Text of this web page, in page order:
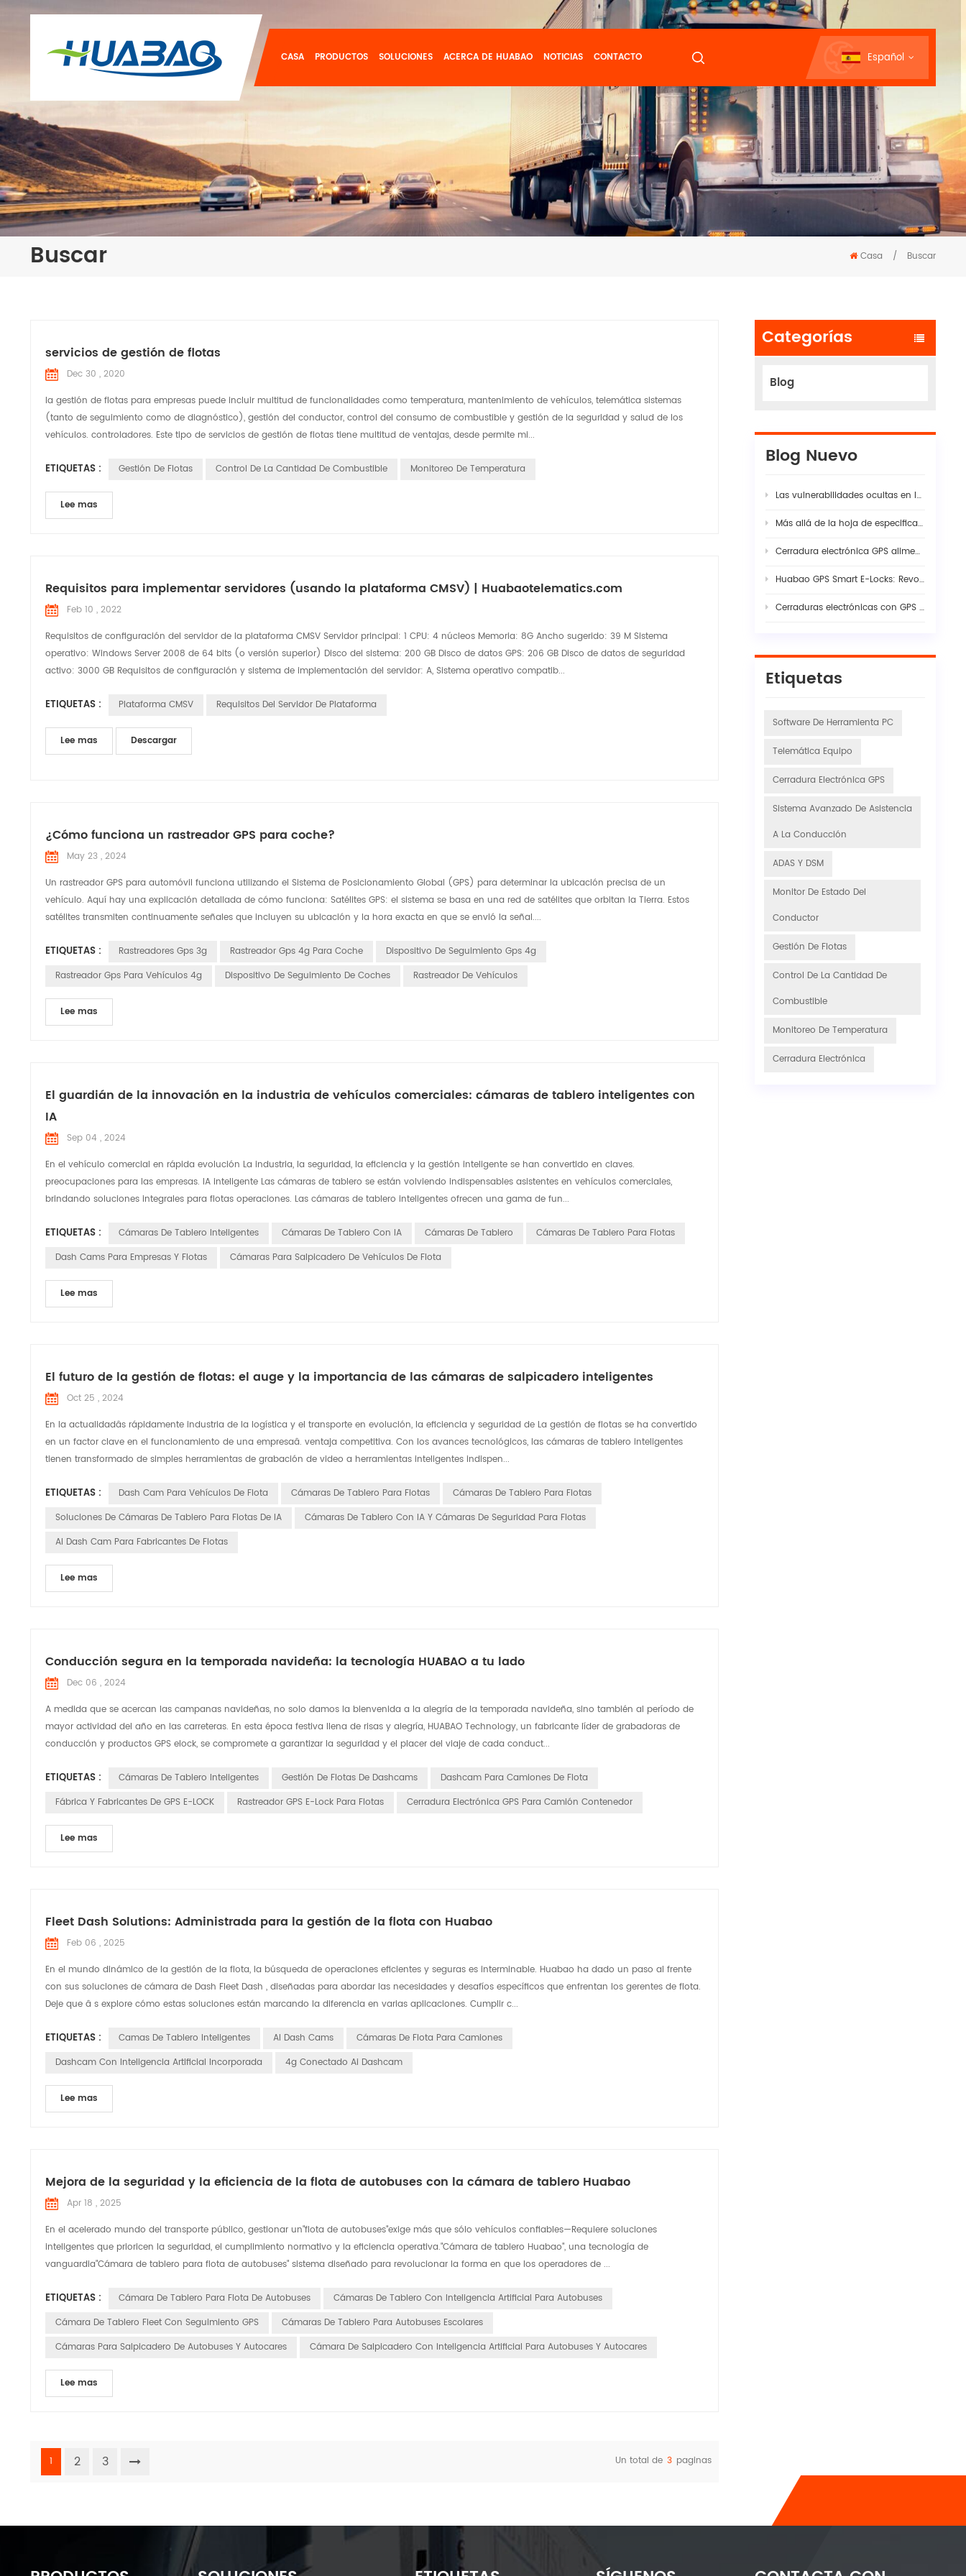
CASA PRODUCTOS SOLUCIONES ACERCA DE HUABAO NOTICIAS CONTACTO Español
Buscar Casa / Buscar
servicios de gestión de flotas
Dec 30 , 2020
la gestión de flotas para empresas puede incluir multitud de funcionalidades como temperatura, mantenimiento de vehículos, telemática sistemas
(tanto de seguimiento como de diagnóstico), gestión del conductor, control del consumo de combustible y gestión de la seguridad y salud de los
vehículos. controladores. Este tipo de servicios de gestión de flotas tiene multitud de ventajas, desde permite mi...
ETIQUETAS : Gestión De Flotas Control De La Cantidad De Combustible Monitoreo De Temperatura
Lee mas
Requisitos para implementar servidores (usando la plataforma CMSV) | Huabaotelematics.com
Feb 10 , 2022
Requisitos de configuración del servidor de la plataforma CMSV Servidor principal: 1 CPU: 4 núcleos Memoria: 8G Ancho sugerido: 39 M Sistema
operativo: Windows Server 2008 de 64 bits (o versión superior) Disco del sistema: 200 GB Disco de datos GPS: 206 GB Disco de datos de seguridad
activo: 3000 GB Requisitos de configuración y sistema de implementación del servidor: A, Sistema operativo compatib...
ETIQUETAS : Plataforma CMSV Requisitos Del Servidor De Plataforma
Lee mas Descargar
¿Cómo funciona un rastreador GPS para coche?
May 23 , 2024
Un rastreador GPS para automóvil funciona utilizando el Sistema de Posicionamiento Global (GPS) para determinar la ubicación precisa de un
vehículo. Aquí hay una explicación detallada de cómo funciona: Satélites GPS: el sistema se basa en una red de satélites que orbitan la Tierra. Estos
satélites transmiten continuamente señales que incluyen su ubicación y la hora exacta en que se envió la señal....
ETIQUETAS : Rastreadores Gps 3g Rastreador Gps 4g Para Coche
Dispositivo De Seguimiento Gps 4g
Rastreador Gps Para Vehículos 4g
Dispositivo De Seguimiento De Coches Rastreador De Vehículos
Lee mas
El guardián de la innovación en la industria de vehículos comerciales: cámaras de tablero inteligentes con
IA
Sep 04 , 2024
En el vehículo comercial en rápida evolución La industria, la seguridad, la eficiencia y la gestión inteligente se han convertido en claves.
preocupaciones para las empresas. IA inteligente Las cámaras de tablero se están volviendo indispensables asistentes en vehículos comerciales,
brindando soluciones integrales para flotas operaciones. Las cámaras de tablero inteligentes ofrecen una gama de fun...
ETIQUETAS : Cámaras De Tablero Inteligentes Cámaras De Tablero Con IA Cámaras De Tablero
Cámaras De Tablero Para Flotas
Dash Cams Para Empresas Y Flotas
Cámaras Para Salpicadero De Vehículos De Flota
Lee mas
El futuro de la gestión de flotas: el auge y la importancia de las cámaras de salpicadero inteligentes
Oct 25 , 2024
En la actualidadâs rápidamente industria de la logística y el transporte en evolución, la eficiencia y seguridad de La gestión de flotas se ha convertido
en un factor clave en el funcionamiento de una empresaâ. ventaja competitiva. Con los avances tecnológicos, las cámaras de tablero inteligentes
tienen transformado de simples herramientas de grabación de video a herramientas inteligentes indispen...
ETIQUETAS : Dash Cam Para Vehículos De Flota Cámaras De Tablero Para Flotas
Cámaras De Tablero Para Flotas
Soluciones De Cámaras De Tablero Para Flotas De IA
Cámaras De Tablero Con IA Y Cámaras De Seguridad Para Flotas
AI Dash Cam Para Fabricantes De Flotas
Lee mas
Conducción segura en la temporada navideña: la tecnología HUABAO a tu lado
Dec 06 , 2024
A medida que se acercan las campanas navideñas, no solo damos la bienvenida a la alegría de la temporada navideña, sino también al período de
mayor actividad del año en las carreteras. En esta época festiva llena de risas y alegría, HUABAO Technology, un fabricante líder de grabadoras de
conducción y productos GPS elock, se compromete a garantizar la seguridad y el placer del viaje de cada conduct...
ETIQUETAS : Cámaras De Tablero Inteligentes Gestión De Flotas De Dashcams
Dashcam Para Camiones De Flota
Fábrica Y Fabricantes De GPS E-LOCK
Rastreador GPS E-Lock Para Flotas Cerradura Electrónica GPS Para Camión Contenedor
Lee mas
Fleet Dash Solutions: Administrada para la gestión de la flota con Huabao
Feb 06 , 2025
En el mundo dinámico de la gestión de la flota, la búsqueda de operaciones eficientes y seguras es interminable. Huabao ha dado un paso al frente
con sus soluciones de cámara de Dash Fleet Dash , diseñadas para abordar las necesidades y desafíos específicos que enfrentan los gerentes de flota.
Deje que â s explore cómo estas soluciones están marcando la diferencia en varias aplicaciones. Cumplir c...
ETIQUETAS : Camas De Tablero Inteligentes AI Dash Cams
Cámaras De Flota Para Camiones
Dashcam Con Inteligencia Artificial Incorporada
4g Conectado Ai Dashcam
Lee mas
Mejora de la seguridad y la eficiencia de la flota de autobuses con la cámara de tablero Huabao
Apr 18 , 2025
En el acelerado mundo del transporte público, gestionar un"flota de autobuses"exige más que sólo vehículos confiables—Requiere soluciones
inteligentes que prioricen la seguridad, el cumplimiento normativo y la eficiencia operativa."Cámara de tablero Huabao", una tecnología de
vanguardia"Cámara de tablero para flota de autobuses" sistema diseñado para revolucionar la forma en que los operadores de ...
ETIQUETAS : Cámara De Tablero Para Flota De Autobuses
Cámaras De Tablero Con Inteligencia Artificial Para Autobuses
Cámara De Tablero Fleet Con Seguimiento GPS
Cámaras De Tablero Para Autobuses Escolares
Cámaras Para Salpicadero De Autobuses Y Autocares
Cámara De Salpicadero Con Inteligencia Artificial Para Autobuses Y Autocares
Lee mas
1 2 3 Un total de 3 paginas
Categorías
Blog
Blog Nuevo
Las vulnerabilidades ocultas en las cadenas modernas de suministro logístico
Más allá de la hoja de especificaciones: por qué la verdadera estabilidad de la cámara de tablero con IA para flotas requiere una sinergia rigurosa entre hardware y firmware
Cerradura electrónica GPS alimentada por energía solar: La guía completa para la seguridad inteligente de la carga en 2026
Huabao GPS Smart E-Locks: Revolutionizing Customs Efficiency & Cross-Border Logistics with Digital Border Control
Cerraduras electrónicas con GPS vs. precintos tradicionales: Ingeniería de visibilidad en la seguridad moderna de la carga
Etiquetas
Software De Herramienta PC
Telemática Equipo
Cerradura Electrónica GPS
Sistema Avanzado De Asistencia
A La Conducción
ADAS Y DSM
Monitor De Estado Del
Conductor
Gestión De Flotas
Control De La Cantidad De
Combustible
Monitoreo De Temperatura
Cerradura Electrónica